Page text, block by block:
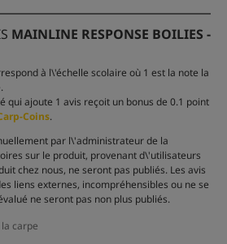
MAINLINE RESPONSE BOILIES -
à l\'échelle scolaire où 1 est la note la
qui ajoute 1 avis reçoit un bonus de 0.1 point
Coins.
par l\'administrateur de la
sur le produit, provenant d\'utilisateurs
chez nous, ne seront pas publiés. Les avis
liens externes, incompréhensibles ou ne se
ne seront pas non plus publiés.
carpe